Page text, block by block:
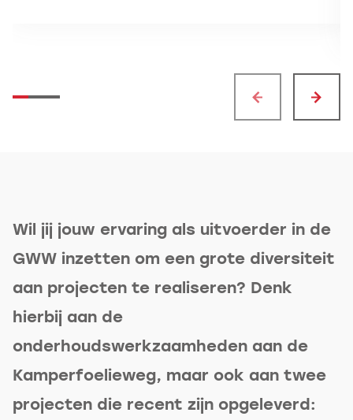
Wil jij jouw ervaring als uitvoerder in de
GWW inzetten om een grote diversiteit
aan projecten te realiseren? Denk
hierbij aan de
onderhoudswerkzaamheden aan de
Kamperfoelieweg, maar ook aan twee
projecten die recent zijn opgeleverd: